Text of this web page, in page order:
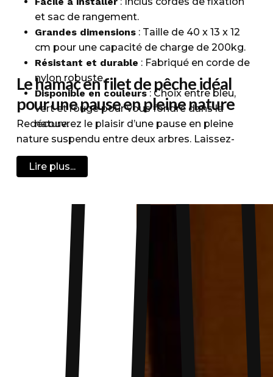
et sac de rangement.
Grandes dimensions: Taille de 40 x 13 x 12
cm pour une capacité de charge de 200kg.
Résistant et durable : Fabriqué en corde de
nylon robuste.
Disponible en couleurs: Choix entre bleu,
vert et rouge pour vous fondre dans la
nature.
Le hamac en filet de pêche idéal
pour une pause en pleine nature
Redécouvrez le plaisir d’une pause en pleine
nature suspendu entre deux arbres. Laissez-
vous porter au gré du vent après une après-midi
de randonnée ou de trek. Le hamac en filet de
facile à installer, le hamac filet vous permettra
de rester mobile durant votre aventure. Si vous
êtes amateurs de chasse ou de pêche, vous
allez adorer pouvoir vous détendre en pleine
nature. Disponible en vert, bleu et rouge vous
saurez trouver le hamac qui vous correspond.
Lire plus...